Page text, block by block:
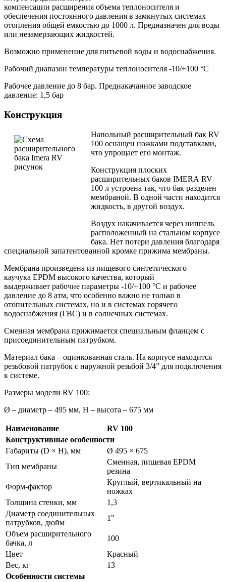
компенсации расширения объема теплоносителя и
обеспечения постоянного давления в замкнутых системах
отопления общей емкостью до 1000 л. Предназначен для воды
или незамерзающих жидкостей.
Возможно применение для питьевой воды и водоснабжения.
Рабочий диапазон температуры теплоносителя -10/+100 °С
Рабочее давление до 8 бар. Преднакачанное заводское
давление: 1,5 бар
Конструкция
Напольный расширительный бак RV
100 оснащен ножками подставками,
что упрощает его монтаж.
Конструкция плоских
расширительных баков IMERA RV
100 л устроена так, что бак разделен
мембраной. В одной части находится
жидкость, в другой воздух.
Воздух накачивается через ниппель
расположенный на стальном корпусе
бака. Нет потери давления благодаря
специальной запатентованной кромке прижима мембраны.
Мембрана произведена из пищевого синтетического
каучука EPDM высокого качества, который
выдерживает рабочие параметры -10/+100 °С и рабочее
давление до 8 атм, что особенно важно не только в
отопительных системах, но и в системах горячего
водоснабжения (ГВС) и в солнечных системах.
Сменная мембрана прижимается специальным фланцем с
присоединительным патрубком.
Материал бака – оцинкованная сталь. На корпусе находится
резьбовой патрубок с наружной резьбой 3/4” для подключения
к системе.
Размеры модели RV 100:
Ø – диаметр – 495 мм, Н – высота – 675 мм
Наименование
RV 100
Конструктивные особенности
Габариты (D × H), мм
Ø 495 × 675
Тип мембраны
Сменная, пищевая EPDM
резина
Форм-фактор
Круглый, вертикальный на
ножках
Толщина стенки, мм
1,3
Диаметр соединительных
патрубков, дюйм
1"
Объем расширительного
бачка, л
100
Цвет
Красный
Вес, кг
13
Особенности системы